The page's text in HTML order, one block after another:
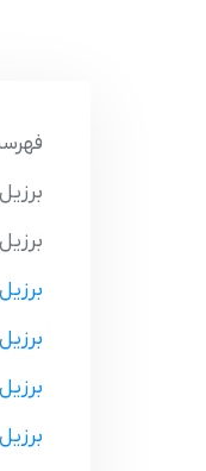
برزیل 2020
برزیل 2021
برزیل 2022
برزیل 2023
برزیل 2024
برزیل 2025